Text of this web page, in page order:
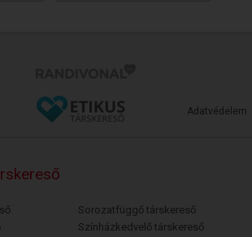
Adatvédelem
Sorozatfüggő társkereső
Színházkedvelő társkereső